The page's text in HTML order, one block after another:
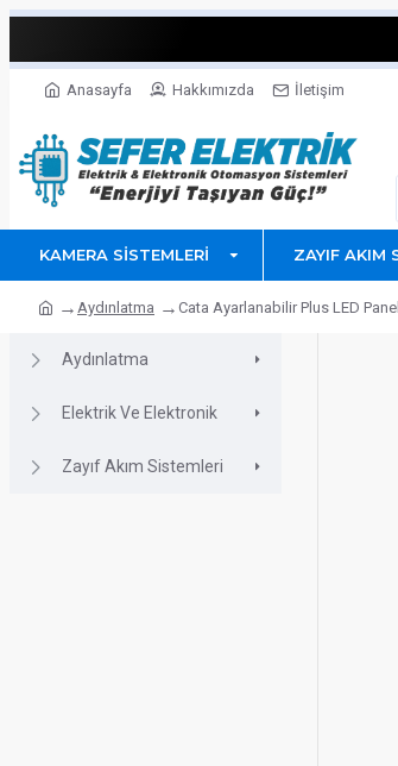
Anasayfa Hakkımızda İletişim
KAMERA SISTEMLERI ZAYIF AKIM
Aydınlatma Cata Ayarlanabilir Plus LED
Aydınlatma
Elektrik Ve Elektronik
Zayıf Akım Sistemleri